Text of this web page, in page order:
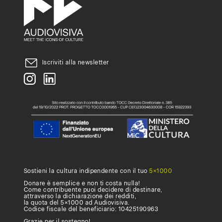
Iscriviti alla newsletter
Sostieni la cultura indipendente con il tuo5×1000
Donare è semplice e non ti costa nulla!
Come contribuente puoi decidere di destinare,
attraverso la dichiarazione dei redditi,
la quota del 5×1000 ad Audiovisiva.
Codice fiscale del beneficiario: 10425190963
università,
accademia
o
superiore
ad
attivare
un
abbonamento,
questo
form.